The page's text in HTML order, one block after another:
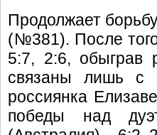
Продолжает
(№381). После
5:7, 2:6, обыграв
связаны лишь с
россиянка
победы над